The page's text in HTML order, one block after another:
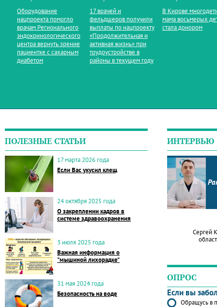
Оборудование
нацпроекта помогло
врачам Регионального
эндокринологического
центра вернуть зрение
пациентке с сахарным
диабетом
17 врачей и
фельдшеров получили
выплаты по нацпроекту
«Продолжительная и
активная жизнь» при
трудоустройстве в
районы в текущем году
В Кирове
мама восьмерых
стала донором
ПОЛЕЗНЫЕ СТАТЬИ
17 марта 2026 года
Если Вас укусил клещ
24 октября 2025 года
О закреплении кадров в
системе здравоохранения
3 июля 2025 года
Важная информация о
"мышиной лихорадке"
31 мая 2024 года
Безопасность на воде
ИНТЕРВЬЮ
Сергей
ОПРОС
Если вы
Обращусь в